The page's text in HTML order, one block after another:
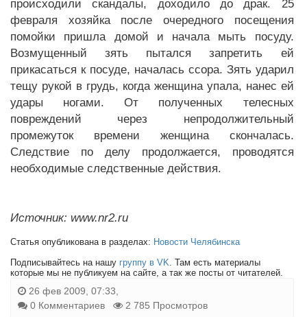
происходили скандалы, доходило до драк. 25
февраля хозяйка после очередного посещения
помойки пришла домой и начала мыть посуду.
Возмущенный зять пытался запретить ей
прикасаться к посуде, началась ссора. Зять ударил
тещу рукой в грудь, когда женщина упала, нанес ей
удары ногами. От полученных телесных
повреждений через непродолжительный
промежуток времени женщина скончалась.
Следствие по делу продолжается, проводятся
необходимые следственные действия.
Источник: www.nr2.ru
Статья опубликована в разделах: Новости Челябинска
Подписывайтесь на нашу группу в VK. Там есть материалы
которые мы не публикуем на сайте, а так же посты от читателей.
26 фев 2009, 07:33,
0 Комментариев
2 785 Просмотров